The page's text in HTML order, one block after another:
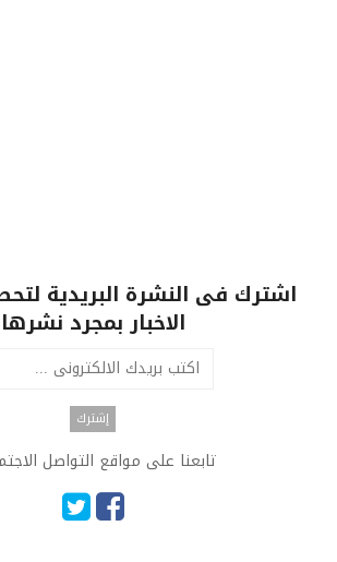
اشترك فى النشرة البريدية
الاخبار بمجرد نشرها
تابعنا على مواقع التواصل